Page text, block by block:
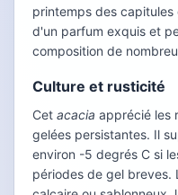
printemps des capitules
d'un parfum exquis et
composition de
Culture et rusticité
Cet acacia apprécié les
gelées persistantes. Il
environ -5 degrés C si
périodes de gel breves.